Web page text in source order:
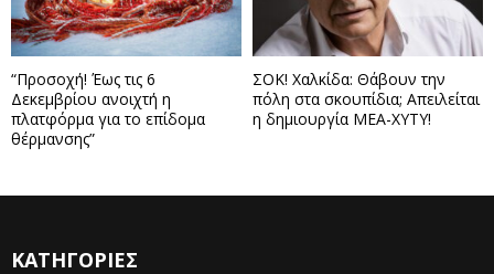
“Προσοχή! Έως τις 6
Δεκεμβρίου ανοιχτή η
πλατφόρμα για το επίδομα
θέρμανσης”
ΣΟΚ! Χαλκίδα: Θάβουν την
πόλη στα σκουπίδια; Απειλείται
η δημιουργία ΜΕΑ-ΧΥΤΥ!
ΚΑΤΗΓΟΡΙΕΣ